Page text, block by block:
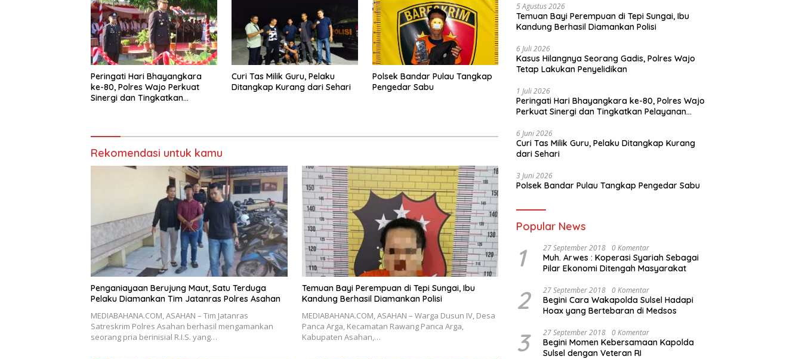
Peringati Hari Bhayangkara
ke-80, Polres Wajo Perkuat
Sinergi dan Tingkatkan
Curi Tas Milik Guru, Pelaku
Ditangkap Kurang dari Sehari
Polsek Bandar Pulau Tangkap
Pengedar Sabu
Rekomendasi untuk kamu
Penganiayaan Berujung Maut, Satu Terduga
Pelaku Diamankan Tim Jatanras Polres Asahan
MEDIABAHANA.COM, ASAHAN – Tim Jatanras
Satreskrim Polres Asahan berhasil mengamankan
seorang pria berinisial R.I.S. yang…
Temuan Bayi Perempuan di Tepi Sungai, Ibu
Kandung Berhasil Diamankan Polisi
MEDIABAHANA.COM, ASAHAN – Warga Dusun IV, Desa
Panca Arga, Kecamatan Rawang Panca Arga,
Kabupaten Asahan,…
5 Agustus 2026
Temuan Bayi Perempuan di Tepi Sungai, Ibu
Kandung Berhasil Diamankan Polisi
6 Juli 2026
Kasus Hilangnya Seorang Gadis, Polres Wajo
Tetap Lakukan Penyelidikan
1 Juli 2026
Peringati Hari Bhayangkara ke-80, Polres Wajo
Perkuat Sinergi dan Tingkatkan Pelayanan
6 Juni 2026
Curi Tas Milik Guru, Pelaku Ditangkap Kurang
dari Sehari
3 Juni 2026
Polsek Bandar Pulau Tangkap Pengedar Sabu
Popular News
1 27 September 2018 0 Komentar
Muh. Arwes : Koperasi Syariah Sebagai
Pilar Ekonomi Ditengah Masyarakat
2 27 September 2018 0 Komentar
Begini Cara Wakapolda Sulsel Hadapi
Hoax yang Bertebaran di Medsos
3 27 September 2018 0 Komentar
Begini Momen Kebersamaan Kapolda
Sulsel dengan Veteran RI